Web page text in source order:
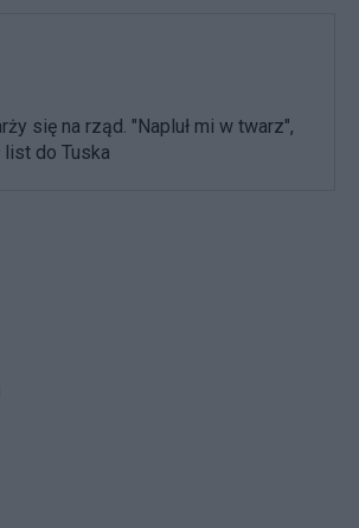
się na rząd. "Napluł mi w twarz",
list do Tuska